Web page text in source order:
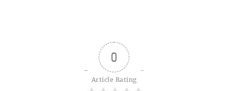
0
Article Rating